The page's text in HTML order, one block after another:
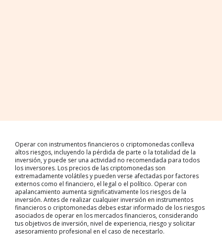
Operar con instrumentos financieros o criptomonedas conlleva
altos riesgos, incluyendo la pérdida de parte o la totalidad de la
inversión, y puede ser una actividad no recomendada para todos
los inversores. Los precios de las criptomonedas son
extremadamente volátiles y pueden verse afectadas por factores
externos como el financiero, el legal o el político. Operar con
apalancamiento aumenta significativamente los riesgos de la
inversión. Antes de realizar cualquier inversión en instrumentos
financieros o criptomonedas debes estar informado de los riesgos
asociados de operar en los mercados financieros, considerando
tus objetivos de inversión, nivel de experiencia, riesgo y solicitar
asesoramiento profesional en el caso de necesitarlo.